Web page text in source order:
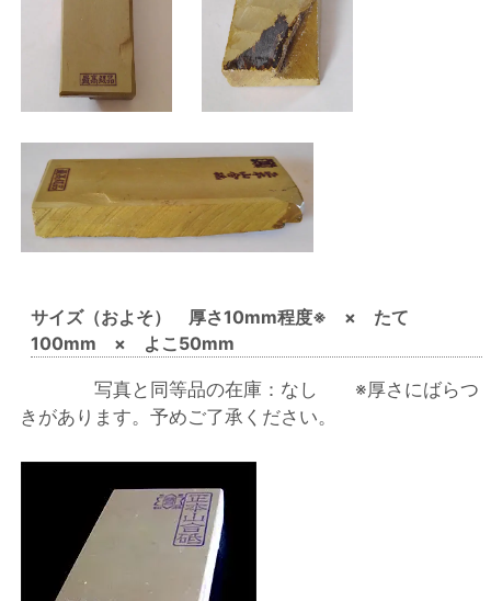
サイズ（およそ） 厚さ10mm程度※ × たて
100mm × よこ50mm
写真と同等品の在庫：なし ※厚さにばらつ
きがあります。予めご了承ください。